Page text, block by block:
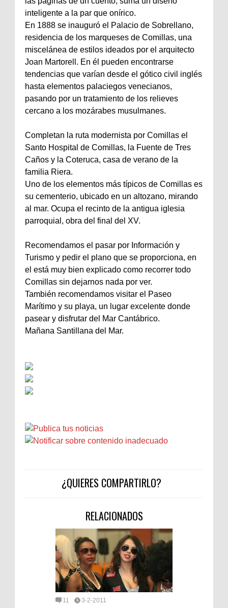
inteligente a la par que onírico.
En 1888 se inauguró el Palacio de Sobrellano,
residencia de los marqueses de Comillas, una
miscelánea de estilos ideados por el arquitecto
Joan Martorell. En él pueden encontrarse
tendencias que varían desde el gótico civil inglés
hasta elementos palaciegos venecianos,
pasando por un tratamiento de los relieves
cercano a los mozárabes musulmanes.
Completan la ruta modernista por Comillas el
Santo Hospital de Comillas, la Fuente de Tres
Caños y la Coteruca, casa de verano de la
familia Riera.
Uno de los elementos más típicos de Comillas es
su cementerio, ubicado en un altozano, mirando
al mar. Ocupa el recinto de la antigua iglesia
parroquial, obra del final del XV.
Recomendamos el pasar por Información y
Turismo y pedir el plano que se proporciona, en
el está muy bien explicado como recorrer todo
Comillas sin dejarnos nada por ver.
También recomendamos visitar el Paseo
Marítimo y su playa, un lugar excelente donde
pasear y disfrutar del Mar Cantábrico.
Mañana Santillana del Mar.
¿QUIERES COMPARTIRLO?
RELACIONADOS
11 3-2-2011